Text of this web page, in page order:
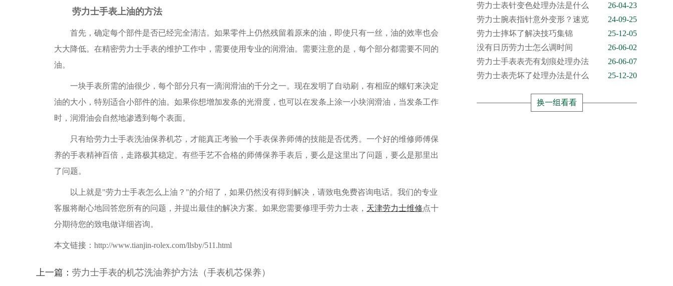
劳力士手表上油的方法
首先，确定每个部件是否已经完全清洁。如果零件上仍然残留着原来的油，即使只有一丝，油的效率也会
大大降低。在精密劳力士手表的维护工作中，需要使用专业的润滑油。需要注意的是，每个部分都需要不同的
油。
一块手表所需的油很少，每个部分只有一滴润滑油的千分之一。现在发明了自动刷，有相应的螺钉来决定
油的大小，特别适合小部件的油。如果你想增加发条的光滑度，也可以在发条上涂一小块润滑油，当发条工作
时，润滑油会自然地渗透到每个表面。
只有给劳力士手表洗油保养机芯，才能真正考验一个手表保养师傅的技能是否优秀。一个好的维修师傅保
养的手表精神百倍，走路极其稳定。有些手艺不合格的师傅保养手表后，要么是这里出了问题，要么是那里出
了问题。
以上就是"劳力士手表怎么上油？"的介绍了，如果仍然没有得到解决，请致电免费咨询电话。我们的专业
客服将耐心地回答您所有的问题，并提出最佳的解决方案。如果您需要修理手劳力士表， 天津劳力士维修点十
分期待您的致电做详细咨询。
本文链接：http://www.tianjin-rolex.com/llsby/511.html
上一篇： 劳力士手表的机芯洗油养护方法（手表机芯保养）
劳力士表针变色处理办法是什么
26-04-23
劳力士腕表指针意外变形？速览
24-09-25
劳力士摔坏了解决技巧集锦
25-12-05
没有日历劳力士怎么调时间
26-06-02
劳力士手表表壳有划痕处理办法
26-06-07
劳力士表壳坏了处理办法是什么
25-12-20
换一组看看